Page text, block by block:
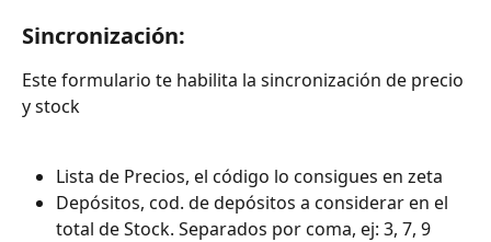
Sincronización:
Este formulario te habilita la sincronización de precio
y stock
Lista de Precios, el código lo consigues en zeta
Depósitos, cod. de depósitos a considerar en el
total de Stock. Separados por coma, ej: 3, 7, 9